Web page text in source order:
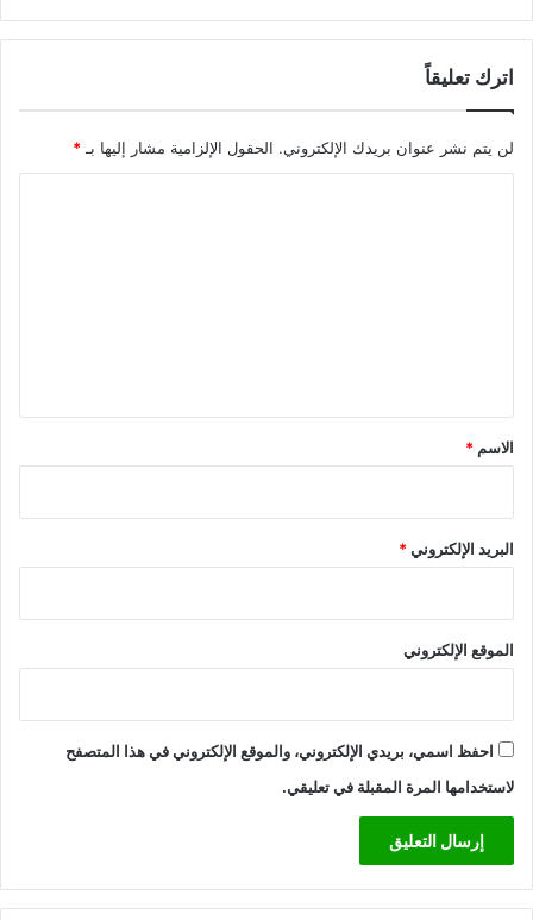
اترك تعليقاً
لن يتم نشر عنوان بريدك الإلكتروني. الحقول الإلزامية مشار إليها بـ *
*
الاسم *
البريد الإلكتروني*
الموقع الإلكتروني
احفظ اسمي، بريدي الإلكتروني، والموقع الإلكتروني في هذا المتصفح
لاستخدامها المرة المقبلة في تعليقي.